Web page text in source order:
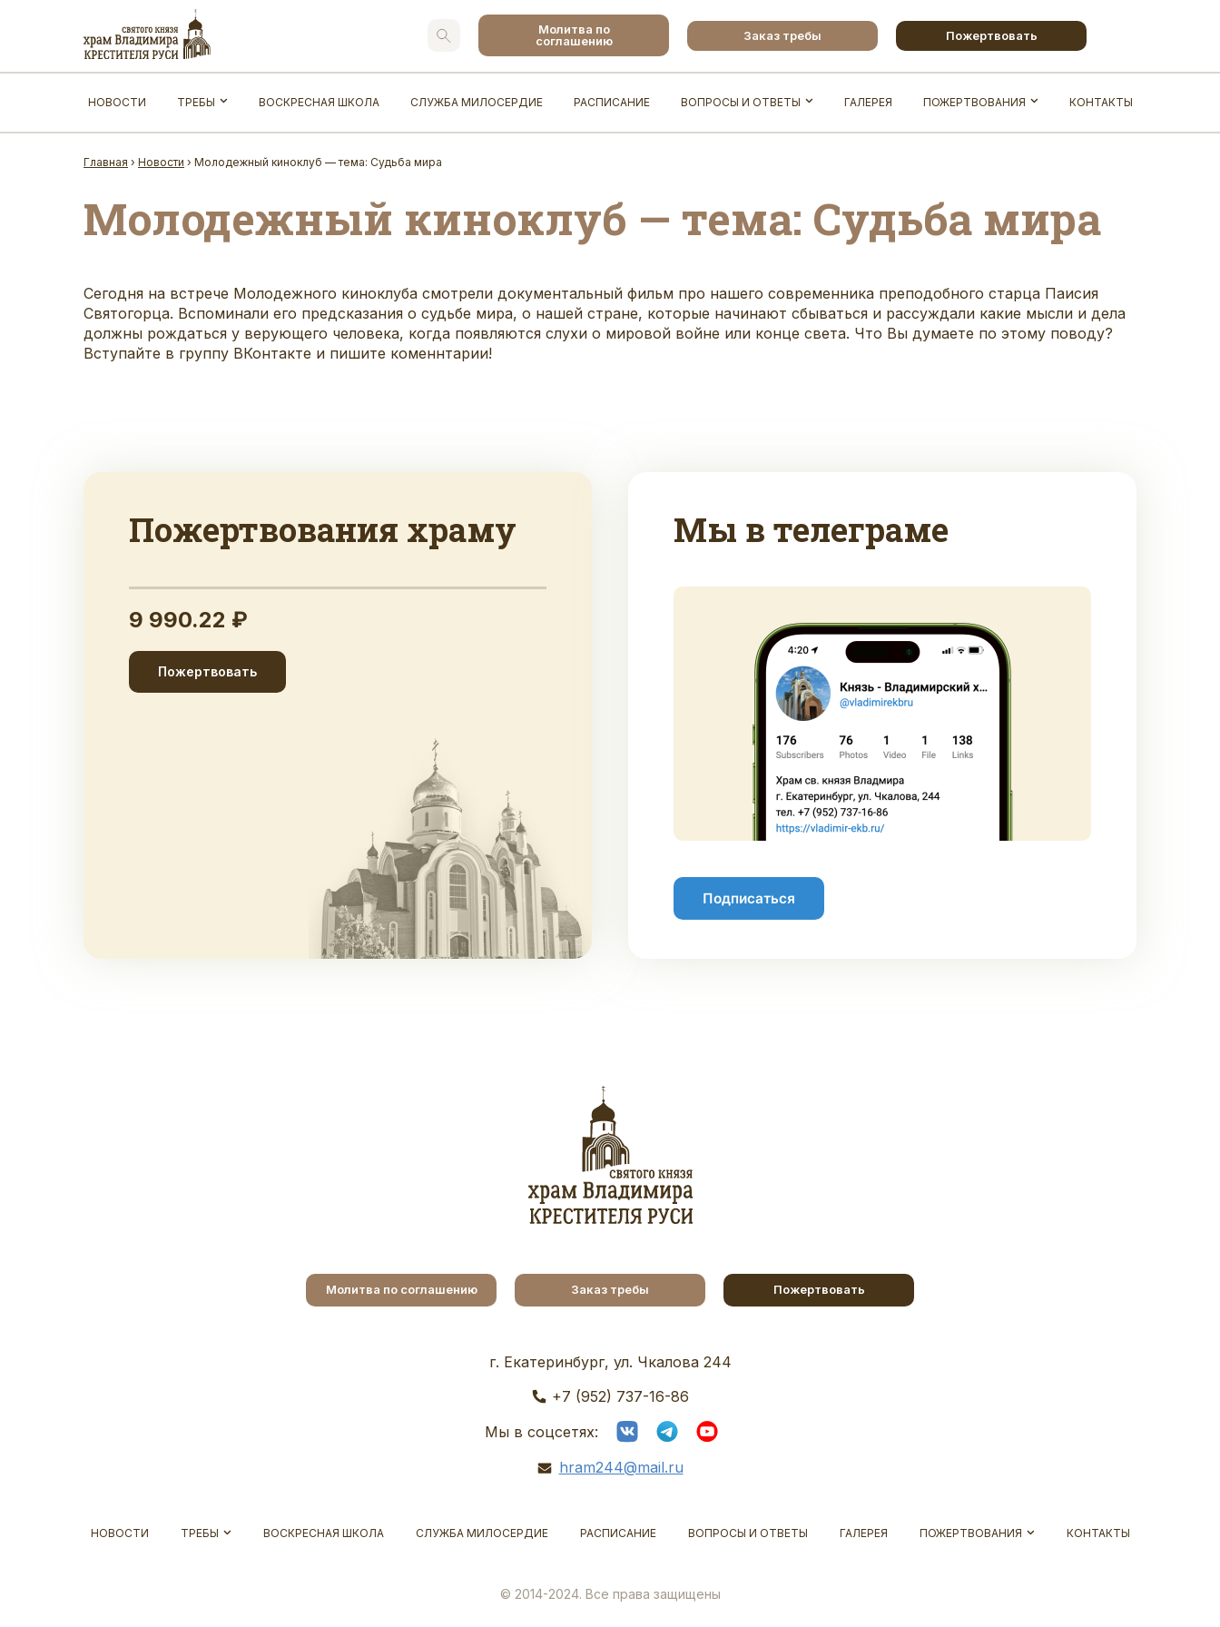
Молитва по
соглашению
Заказ требы Пожертвовать
НОВОСТИ ТРЕБЫ ВОСКРЕСНАЯ ШКОЛА СЛУЖБА МИЛОСЕРДИЕ РАСПИСАНИЕ ВОПРОСЫ И ОТВЕТЫ ГАЛЕРЕЯ ПОЖЕРТВОВАНИЯ КОНТАКТЫ
Главная › Новости › Молодежный киноклуб — тема: Судьба мира
Молодежный киноклуб — тема: Судьба мира
Сегодня на встрече Молодежного киноклуба смотрели документальный фильм про нашего современника преподобного старца Паисия
Святогорца. Вспоминали его предсказания о судьбе мира, о нашей стране, которые начинают сбываться и рассуждали какие мысли и дела
должны рождаться у верующего человека, когда появляются слухи о мировой войне или конце света. Что Вы думаете по этому поводу?
Вступайте в группу ВКонтакте и пишите коменнтарии!
Пожертвования храму
9 990.22 ₽
Пожертвовать
Мы в телеграме
Подписаться
Молитва по соглашению Заказ требы Пожертвовать
г. Екатеринбург, ул. Чкалова 244
+7 (952) 737-16-86
Мы в соцсетях:
hram244@mail.ru
НОВОСТИ ТРЕБЫ ВОСКРЕСНАЯ ШКОЛА СЛУЖБА МИЛОСЕРДИЕ РАСПИСАНИЕ ВОПРОСЫ И ОТВЕТЫ ГАЛЕРЕЯ ПОЖЕРТВОВАНИЯ КОНТАКТЫ
© 2014-2024. Все права защищены